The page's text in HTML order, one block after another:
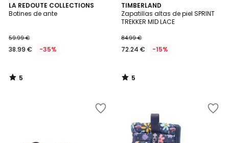
LA REDOUTE COLLECTIONS
Botines de ante
59.99 €
38.99 € -35%
5
/
5
/
TIMBERLAND
Zapatillas altas de piel SPRINT
TREKKER MID LACE
84.99 €
72.24 € -15%
5
/
5
5
/